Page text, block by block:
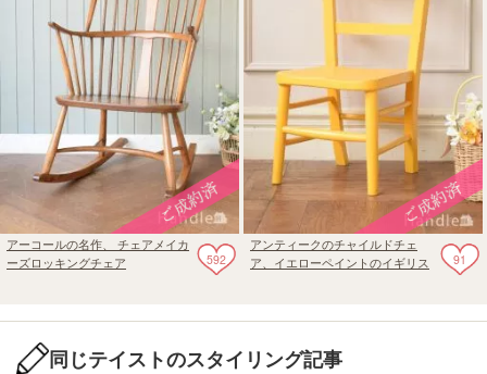
592
アーコールの名作、 チェアメイカ
ーズロッキングチェア
91
アンティークのチャイルドチェ
ア、イエローペイントのイギリス
同じテイストのスタイリング記事